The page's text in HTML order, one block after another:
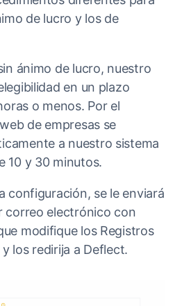
de lucro y los de
ánimo de lucro, nuestro
en un plazo
o menos. Por el
de empresas se
a nuestro sistema
10 y 30 minutos.
configuración, se le enviará
correo electrónico con
modifique los Registros
los redirija a Deflect.